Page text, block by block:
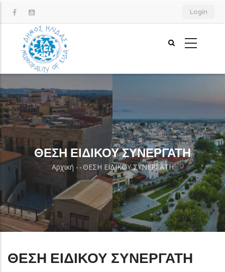
προς
περιεχόμενο
Login
ΘΕΣΗ ΕΙΔΙΚΟΥ ΣΥΝΕΡΓΑΤΗ
Breadcrumb
Αρχική - - ΘΕΣΗ ΕΙΔΙΚΟΥ ΣΥΝΕΡΓΑΤΗ
ΘΕΣΗ ΕΙΔΙΚΟΥ ΣΥΝΕΡΓΑΤΗ